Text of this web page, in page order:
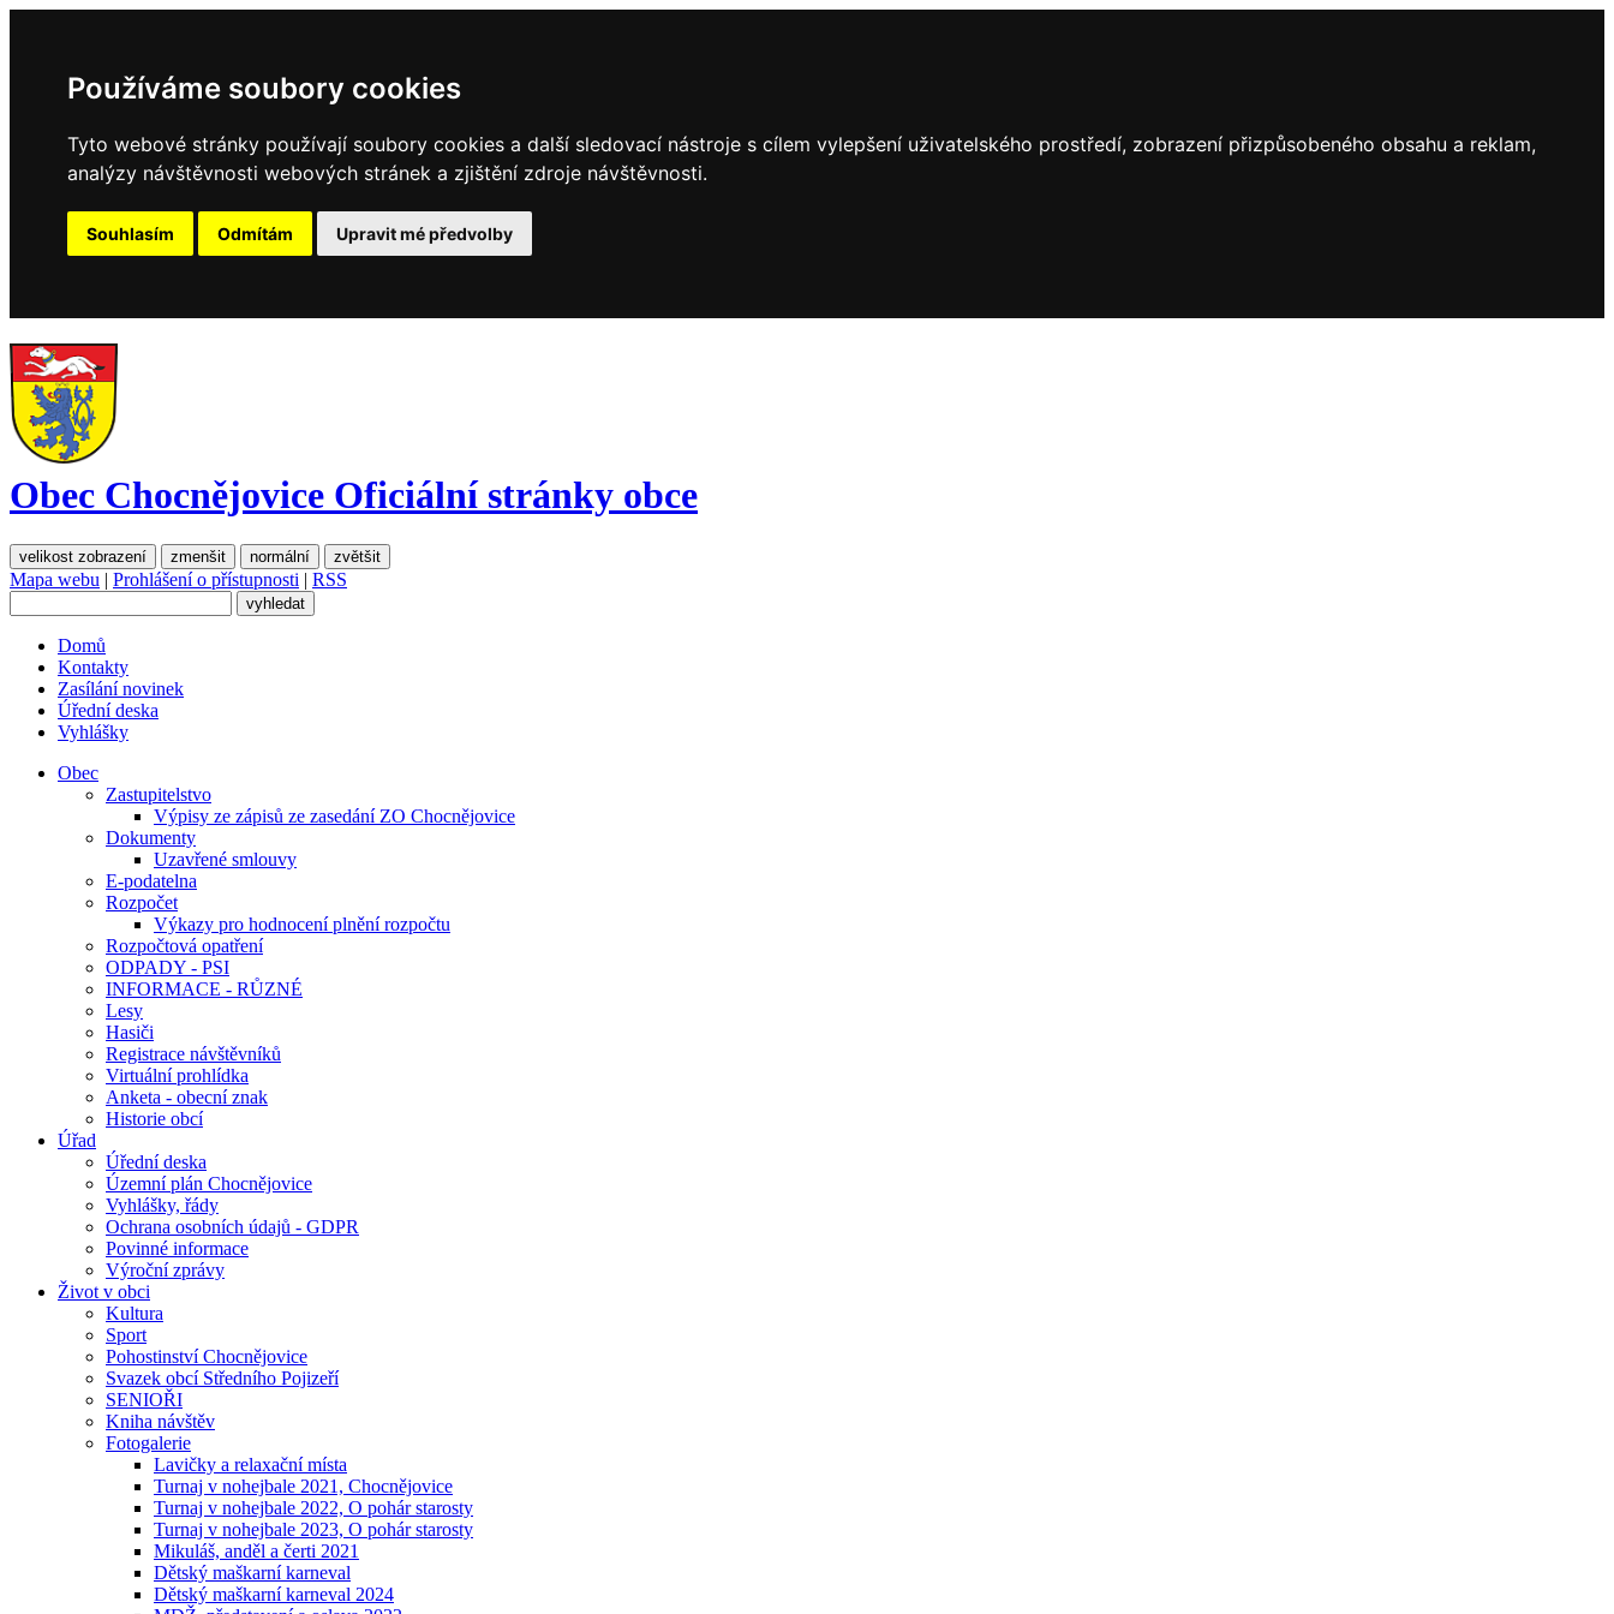
Používáme soubory cookies
Tyto webové stránky používají soubory cookies a další sledovací nástroje s cílem vylepšení uživatelského prostředí, zobrazení přizpůsobeného obsahu a reklam,
analýzy návštěvnosti webových stránek a zjištění zdroje návštěvnosti.
Souhlasím Odmítám Upravit mé předvolby
Obec Chocnějovice Oficiální stránky obce
velikost zobrazení zmenšit normální zvětšit
Mapa webu | Prohlášení o přístupnosti | RSS
Domů
Kontakty
Zasílání novinek
Úřední deska
Vyhlášky
Obec
Zastupitelstvo
Výpisy ze zápisů ze zasedání ZO Chocnějovice
Dokumenty
Uzavřené smlouvy
E-podatelna
Rozpočet
Výkazy pro hodnocení plnění rozpočtu
Rozpočtová opatření
ODPADY - PSI
INFORMACE - RŮZNÉ
Lesy
Hasiči
Registrace návštěvníků
Virtuální prohlídka
Anketa - obecní znak
Historie obcí
Úřad
Úřední deska
Územní plán Chocnějovice
Vyhlášky, řády
Ochrana osobních údajů - GDPR
Povinné informace
Výroční zprávy
Život v obci
Kultura
Sport
Pohostinství Chocnějovice
Svazek obcí Středního Pojizeří
SENIOŘI
Kniha návštěv
Fotogalerie
Lavičky a relaxační místa
Turnaj v nohejbale 2021, Chocnějovice
Turnaj v nohejbale 2022, O pohár starosty
Turnaj v nohejbale 2023, O pohár starosty
Mikuláš, anděl a čerti 2021
Dětský maškarní karneval
Dětský maškarní karneval 2024